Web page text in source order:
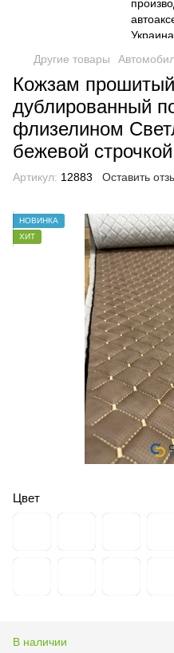
Другие товары
Кожзам
дублированный
флизелином
бежевой
Артикул: 12883 Оставить
НОВИНКА
ХИТ
Цвет
В наличии